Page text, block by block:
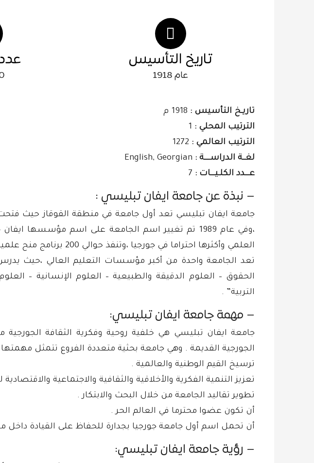
تاريخ التأسيس
عام 1918
تاريـخ التأسيس :
الترتيب المحلي :
الترتيب العالمي :
لغــة الدراســــة :
عـــدد الكلـيـــات :
– نبذة عن جامعة ايفان تبليسي :
،وفي عام 1989 تم تغيير اسم الجامعة على اسم
العلمي وأكثرها احتراما في جورجيا ،وتنفذ حوالي 200 برنامج منح علمية محلية ودولية سنويا.
الحقوق – العلوم الدقيقة والطبيعية – العلوم الإنسانية –
التربية” .
– مهمة جامعة ايفان تبليسي:
جامعة ايفان تبليسي هي خلفية روحية وفكرية الثقافة الجورجية
الجورجية القديمة . وهي جامعة بحثية متعددة الفروع تتمثل
ترسيخ القيم الوطنية والعالمية .
تعزيز التنمية الفكرية والأخلاقية والثقافية والاجتماعية
تطوير تقاليد الجامعة من خلال البحث والابتكار .
أن تكون عضوا محترما في العالم الحر .
أن تحمل اسم أول جامعة جورجيا بجدارة للحفاظ على القيادة داخل
– رؤية جامعة ايفان تبليسي: